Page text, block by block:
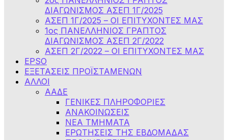
ΔΙΑΓΩΝΙΣΜΟΣ ΑΣΕΠ 1Γ/2025
ΑΣΕΠ 1Γ/2025 – ΟΙ ΕΠΙΤΥΧΟΝΤΕΣ ΜΑΣ
1ος ΠΑΝΕΛΛΗΝΙΟΣ ΓΡΑΠΤΟΣ
ΔΙΑΓΩΝΙΣΜΟΣ ΑΣΕΠ 2Γ/2022
ΑΣΕΠ 2Γ/2022 – ΟΙ ΕΠΙΤΥΧΟΝΤΕΣ ΜΑΣ
EPSO
ΕΞΕΤΑΣΕΙΣ ΠΡΟΪΣΤΑΜΕΝΩΝ
ΑΛΛΟΙ
ΑΑΔΕ
ΓΕΝΙΚΕΣ ΠΛΗΡΟΦΟΡΙΕΣ
ΑΝΑΚΟΙΝΩΣΕΙΣ
NEA TMHMATA
ΕΡΩΤΗΣΕΙΣ ΤΗΣ ΕΒΔΟΜΑΔΑΣ